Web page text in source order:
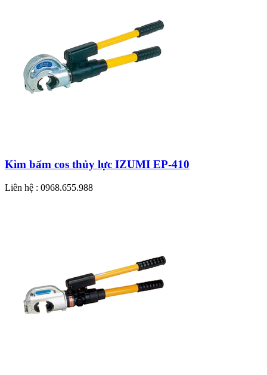
Kìm bấm cos thủy lực IZUMI EP-410
Liên hệ : 0968.655.988